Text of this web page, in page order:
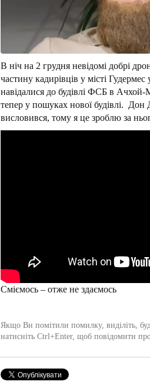
В ніч на 2 грудня невідомі добрі
частину кадирівців у місті
навідалися до будівлі ФСБ в
тепер у пошуках нової будівлі.
висловився, тому я це зроблю за
Сміємось – отже не здаємось
Якщо Ви помітили помилку, виділіть,
натисніть Ctrl+Enter, щоб повідомити